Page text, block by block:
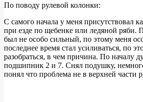
По поводу рулевой колонки:
С самого начала у меня присутствовал
при езде по щебенке или ледяной ряби.
был не особо сильный, по этому меня
последнее время стал усиливаться, по
разобраться, в чем причина. По началу
подшипник 2 и 7. Снял подушку,
понял что проблема не в верхней части